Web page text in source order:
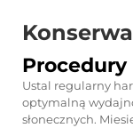
Ustal regularny
optymalną
słonecznych.